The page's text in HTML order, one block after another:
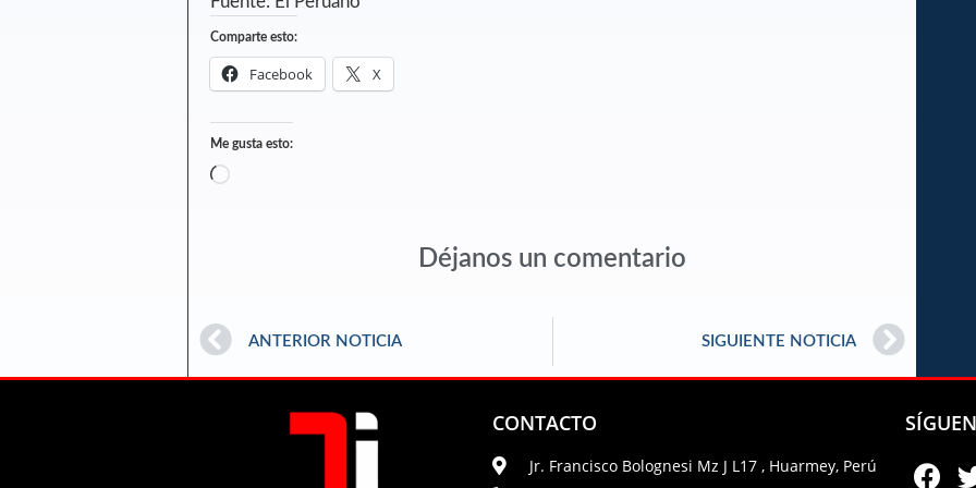
Comparte esto:
Facebook X
Me gusta esto:
Déjanos un comentario
ANTERIOR NOTICIA SIGUIENTE NOTICIA
CONTACTO
Jr. Francisco Bolognesi Mz J L17 , Huarmey, Perú